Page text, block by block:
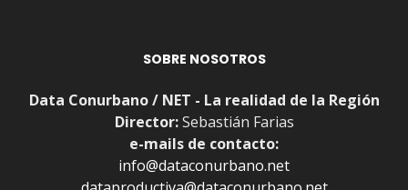
SOBRE NOSOTROS
Data Conurbano / NET - La realidad de la Región
Director:Sebastián Farias
e-mails de contacto:
info@dataconurbano.net